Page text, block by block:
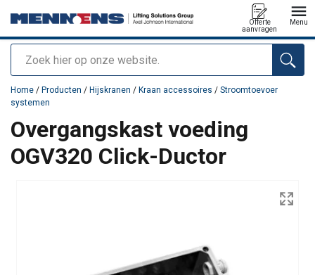
Zoeken
Offerte
aanvragen
Menu
toegevoegd aan uw offerte
Home / Producten / Hijskranen / Kraan accessoires / Stroomtoevoer
systemen
Overgangskast voeding
OGV320 Click-Ductor